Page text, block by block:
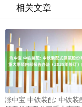
相关文章
涨中宝 中铁装配: 中铁装